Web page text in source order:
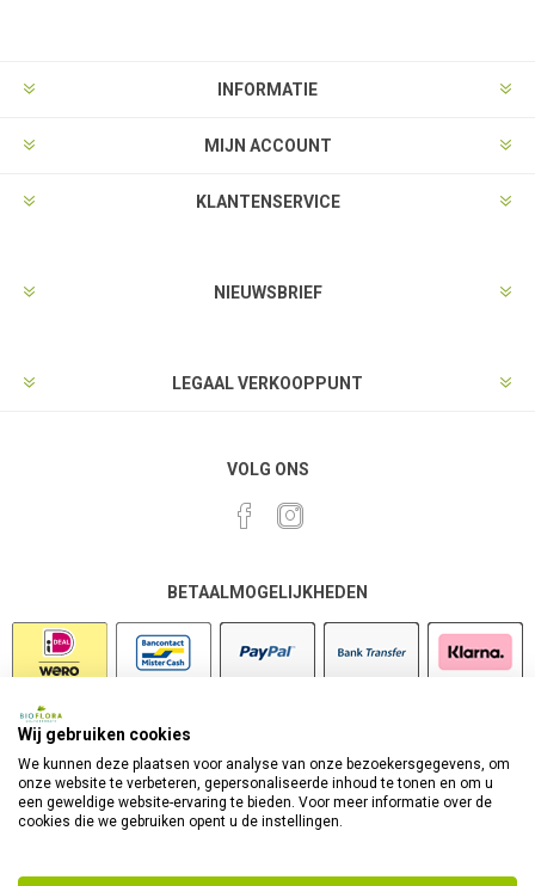
INFORMATIE
MIJN ACCOUNT
KLANTENSERVICE
NIEUWSBRIEF
LEGAAL VERKOOPPUNT
VOLG ONS
BETAALMOGELIJKHEDEN
Wij gebruiken cookies
We kunnen deze plaatsen voor analyse van onze bezoekersgegevens, om
onze website te verbeteren, gepersonaliseerde inhoud te tonen en om u
een geweldige website-ervaring te bieden. Voor meer informatie over de
cookies die we gebruiken opent u de instellingen.